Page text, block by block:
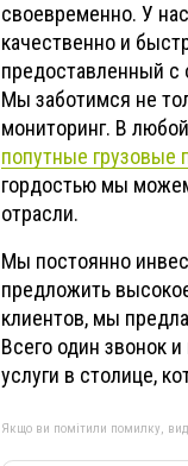
своевременно. У
качественно и
предоставленный с
Мы заботимся не
мониторинг. В
попутные грузовые
гордостью мы
отрасли.
Мы постоянно
предложить
клиентов, мы
Всего один звонок
услуги в столице,
Якщо ви помітили помилку,